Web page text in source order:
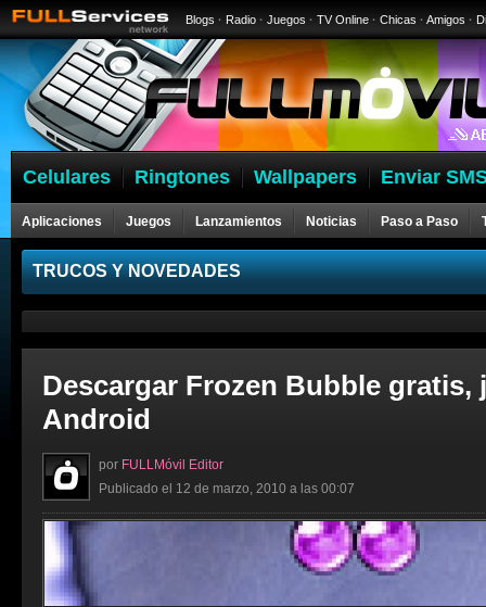
Blogs · Radio · Juegos · TV Online · Chicas · Amigos ·
Celulares Ringtones Wallpapers Enviar
Aplicaciones Juegos Lanzamientos Noticias Paso a Paso
Celulares
TRUCOS Y NOVEDADES
Descargar Frozen Bubble gratis,
Android
por FULLMóvil Editor
Publicado el 12 de marzo, 2010 a las 00:07